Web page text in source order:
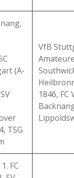
(A-
TSG
VfB
1846,
FC